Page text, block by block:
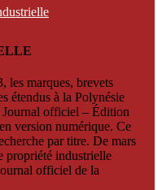
les marques, brevets
étendus à la Polynésie
Journal officiel – Édition
version numérique. Ce
par titre. De mars
propriété industrielle
officiel de la